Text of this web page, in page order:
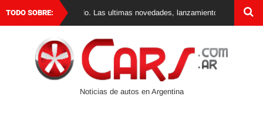
TODO SOBRE:y el mundo. Las ultimas novedades, lanzamientos y test drives de
Noticias de autos en Argentina